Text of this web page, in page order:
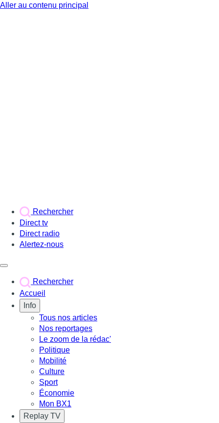
Aller au contenu principal
Rechercher
Direct tv
Direct radio
Alertez-nous
Rechercher
Accueil
Info
Tous nos articles
Nos reportages
Le zoom de la rédac'
Politique
Mobilité
Culture
Sport
Économie
Mon BX1
Replay TV